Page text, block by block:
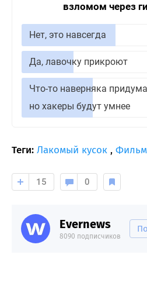
взломом через
Нет, это навсегда
Да, лавочку прикроют
Что-то наверняка
но хакеры будут умнее
Теги: Лакомый кусок ,
15 0
Evernews
8090 подписчиков